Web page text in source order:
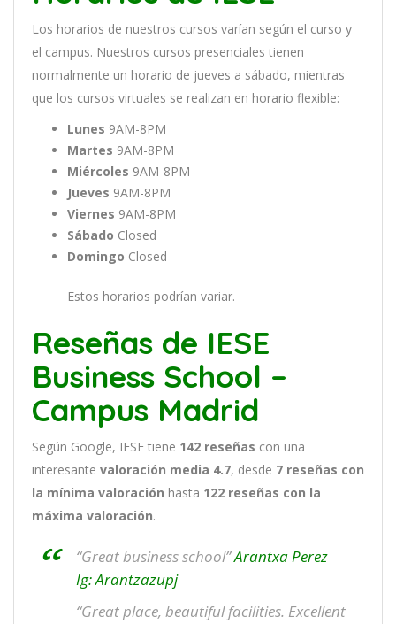
Los horarios de nuestros cursos varían según el curso y
el campus. Nuestros cursos presenciales tienen
normalmente un horario de jueves a sábado, mientras
que los cursos virtuales se realizan en horario flexible:
Lunes 9AM-8PM
Martes 9AM-8PM
Miércoles 9AM-8PM
Jueves 9AM-8PM
Viernes 9AM-8PM
Sábado Closed
Domingo Closed
Estos horarios podrían variar.
Reseñas de IESE
Business School –
Campus Madrid
Según Google, IESE tiene 142 reseñas con una
interesante valoración media 4.7, desde 7 reseñas con
la mínima valoración hasta 122 reseñas con la
máxima valoración.
“Great business school”Arantxa Perez
Ig: Arantzazupj
“Great place, beautiful facilities. Excellent